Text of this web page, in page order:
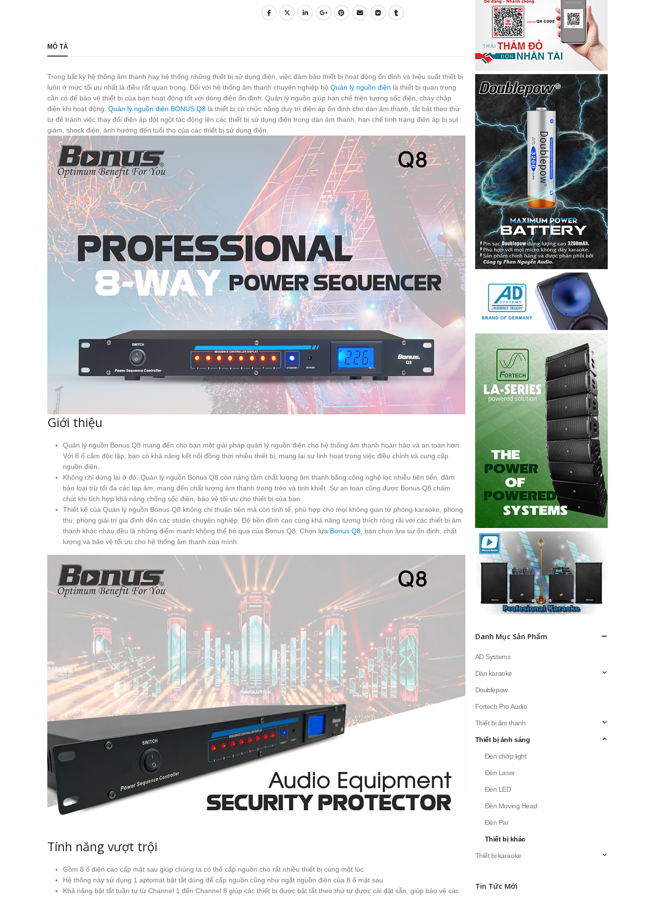
MÔ TẢ
Trong bất kỳ hệ thống âm thanh hay hệ thống những thiết bị sử dụng điện, việc đảm bảo thiết bị hoạt động ổn đỉnh và hiệu suất thiết bị
luôn ở mức tối ưu nhất là điều rất quan trọng. Đối với hệ thống âm thanh chuyên nghiệp bộ Quản lý nguồn điện là thiết bị quan trọng
cần có để bảo vệ thiết bị của bạn hoạt động tốt với dòng điện ổn định. Quản lý nguồn giúp hạn chế hiện tượng sốc điện, cháy chập
điện khi hoạt động. Quản lý nguồn điện BONUS Q8 là thiết bị có chức năng duy trì điện áp ổn định cho dàn âm thanh, tắt bật theo thứ
tự để tránh việc thay đổi điện áp đột ngột tác động lên các thiết bị sử dụng điện trong dàn âm thanh, hạn chế tình trạng điện áp bị sụt
giảm, shock điện, ảnh hưởng đến tuổi thọ của các thiết bị sử dụng điện.
Giới thiệu
Quản lý nguồn Bonus Q8 mang đến cho bạn một giải pháp quản lý nguồn điện cho hệ thống âm thanh hoàn hảo và an toàn hơn.
Với 8 ổ cắm độc lập, bạn có khả năng kết nối đồng thời nhiều thiết bị, mang lại sự linh hoạt trong việc điều chỉnh và cung cấp
nguồn điện.
Không chỉ dừng lại ở đó, Quản lý nguồn Bonus Q8 còn nâng tầm chất lượng âm thanh bằng công nghệ lọc nhiễu tiên tiến, đảm
bảo loại trừ tối đa các tạp âm, mang đến chất lượng âm thanh trong trẻo và tinh khiết. Sự an toàn cũng được Bonus Q8 chăm
chút khi tích hợp khả năng chống sốc điện, bảo vệ tối ưu cho thiết bị của bạn.
Thiết kế của Quản lý nguồn Bonus Q8 không chỉ thuận tiện mà còn tinh tế, phù hợp cho mọi không gian từ phòng karaoke, phòng
thu, phòng giải trí gia đình đến các studio chuyên nghiệp. Độ bền đỉnh cao cùng khả năng tương thích rộng rãi với các thiết bị âm
thanh khác nhau đều là những điểm mạnh không thể bỏ qua của Bonus Q8. Chọn lựa Bonus Q8 , bạn chọn lựa sự ổn định, chất
lượng và bảo vệ tối ưu cho hệ thống âm thanh của mình.
Tính năng vượt trội
Gồm 8 ổ điện cao cấp mặt sau giúp chúng ta có thể cấp nguồn cho rất nhiều thiết bị cùng một lúc
Hệ thống này sử dụng 1 aptomat bật tắt dùng để cấp nguồn cũng như ngắt nguồn điện của 8 ổ mặt sau
Khả năng bật tắt tuần tự từ Channel 1 đến Channel 8 giúp các thiết bị được bật tắt theo thứ tự được cài đặt sẵn, giúp bảo vệ các
Danh Mục Sản Phẩm
AD Systems
Dàn karaoke
Doublepow
Fortech Pro Audio
Thiết bị âm thanh
Thiết bị ánh sáng
Đèn chớp light
Đèn Laser
Đèn LED
Đèn Moving Head
Đèn Par
Thiết bị khác
Thiết bị karaoke
Tin Tức Mới